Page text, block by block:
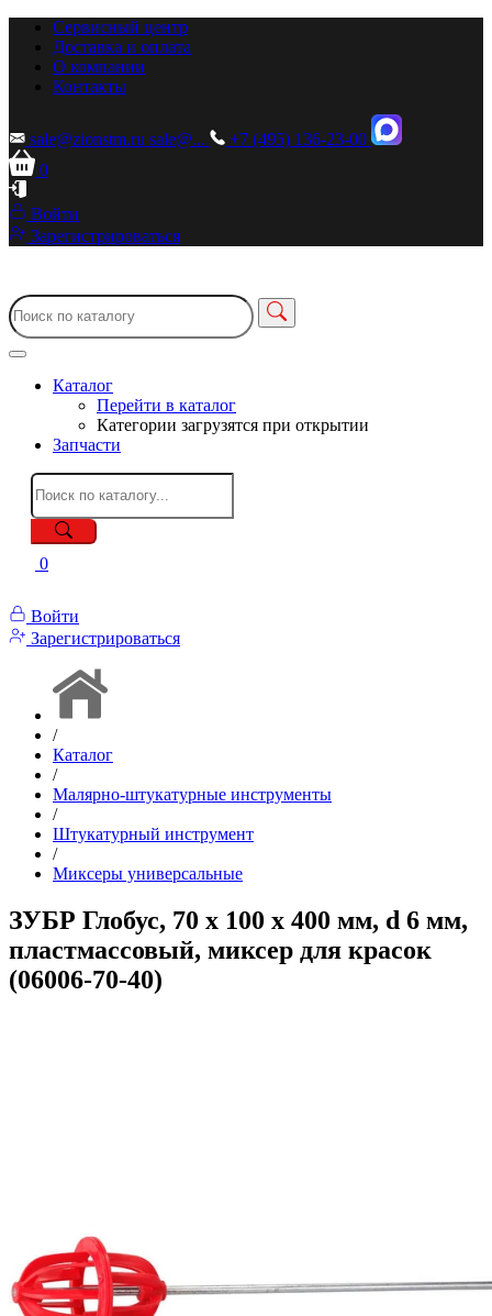
Сервисный центр
Доставка и оплата
О компании
Контакты
sale@zionstm.ru sale@...
+7 (495) 136-23-00
0
Войти
Зарегистрироваться
Каталог
Перейти в каталог
Категории загрузятся при открытии
Запчасти
0
Войти
Зарегистрироваться
/
Каталог
/
Малярно-штукатурные инструменты
/
Штукатурный инструмент
/
Миксеры универсальные
ЗУБР Глобус, 70 х 100 х 400 мм, d 6 мм,
пластмассовый, миксер для красок
(06006-70-40)